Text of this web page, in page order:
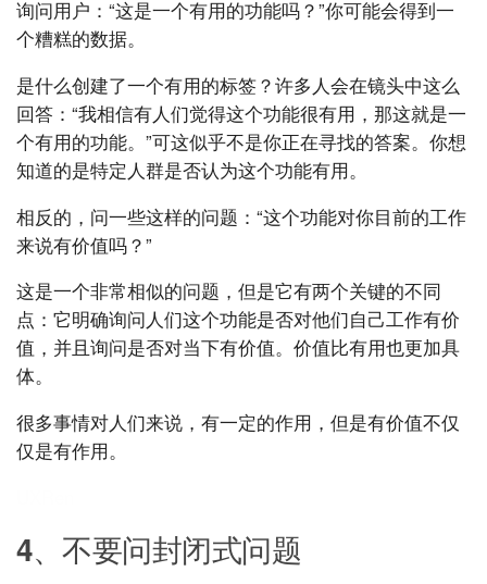
询问用户：“这是一个有用的功能吗？”你可能会得到一
个糟糕的数据。
是什么创建了一个有用的标签？许多人会在镜头中这么
回答：“我相信有人们觉得这个功能很有用，那这就是一
个有用的功能。”可这似乎不是你正在寻找的答案。你想
知道的是特定人群是否认为这个功能有用。
相反的，问一些这样的问题：“这个功能对你目前的工作
来说有价值吗？”
这是一个非常相似的问题，但是它有两个关键的不同
点：它明确询问人们这个功能是否对他们自己工作有价
值，并且询问是否对当下有价值。价值比有用也更加具
体。
很多事情对人们来说，有一定的作用，但是有价值不仅
仅是有作用。
4、不要问封闭式问题